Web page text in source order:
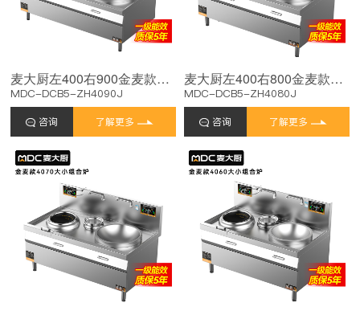
麦大厨左400右900金麦款大小组合炉商用
MDC-DCB5-ZH4090J
咨询 了解更多
麦大厨左400右800金麦款大小组合炉商用
MDC-DCB5-ZH4080J
咨询 了解更多